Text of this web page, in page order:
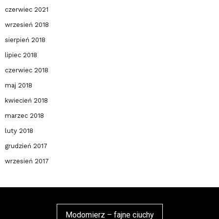
czerwiec 2021
wrzesień 2018
sierpień 2018
lipiec 2018
czerwiec 2018
maj 2018
kwiecień 2018
marzec 2018
luty 2018
grudzień 2017
wrzesień 2017
Modomierz – fajne ciuchy